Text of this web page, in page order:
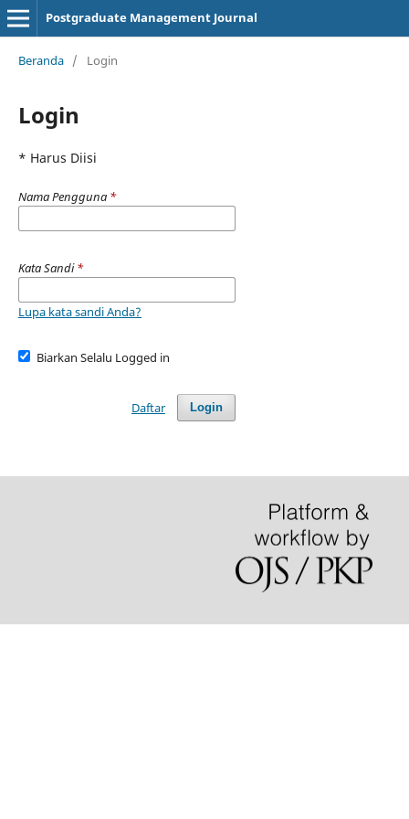
Postgraduate Management Journal
Beranda / Login
Login
* Harus Diisi
Nama Pengguna *
Kata Sandi*
Lupa kata sandi Anda?
Biarkan Selalu Logged in
Login
Daftar